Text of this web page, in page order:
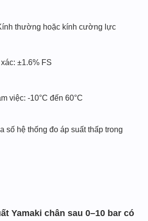
thường hoặc kính cường lực
±1.6% FS
việc: -10°C đến 60°C
số hệ thống đo áp suất thấp trong
Yamaki chân sau 0–10 bar có